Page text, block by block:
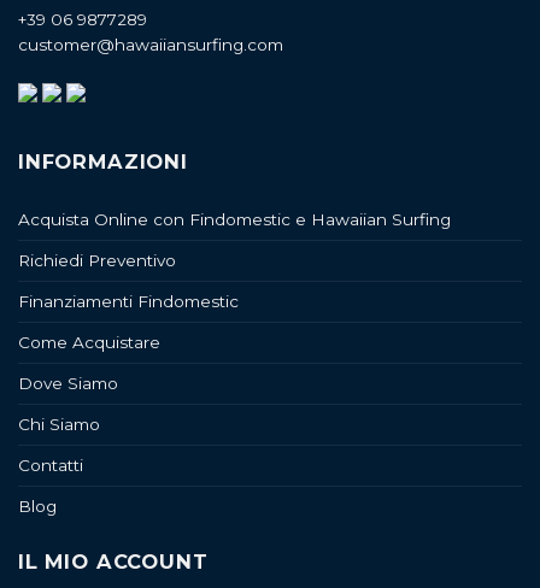
+39 06 9877289
customer@hawaiiansurfing.com
INFORMAZIONI
Acquista Online con Findomestic e Hawaiian Surfing
Richiedi Preventivo
Finanziamenti Findomestic
Come Acquistare
Dove Siamo
Chi Siamo
Contatti
Blog
IL MIO ACCOUNT